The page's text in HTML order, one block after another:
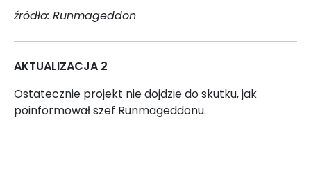
źródło: Runmageddon
AKTUALIZACJA 2
Ostatecznie projekt nie dojdzie do skutku, jak
poinformował szef Runmageddonu.